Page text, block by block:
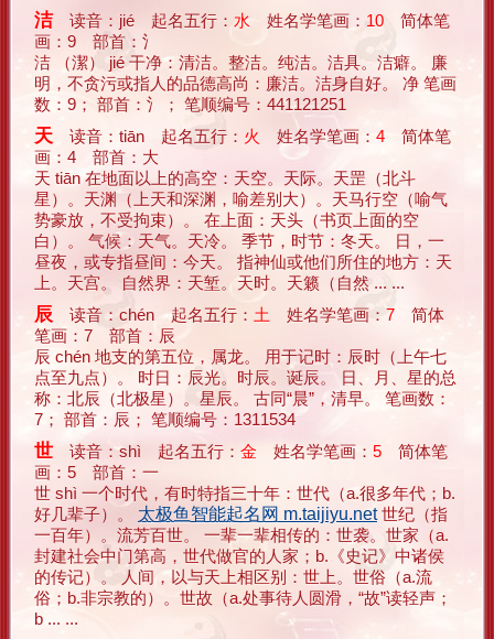
洁读音：jié 起名五行： 水 姓名学笔画： 10 简体笔
画：9 部首：氵
洁 （潔） jié 干净：清洁。整洁。纯洁。洁具。洁癖。 廉
明，不贪污或指人的品德高尚：廉洁。洁身自好。 净 笔画
数：9； 部首：氵； 笔顺编号：441121251
天 读音：tiān 起名五行： 火 姓名学笔画： 4 简体笔
画：4 部首：大
天 tiān 在地面以上的高空：天空。天际。天罡（北斗
星）。天渊（上天和深渊，喻差别大）。天马行空（喻气
势豪放，不受拘束）。 在上面：天头（书页上面的空
白）。 气候：天气。天冷。 季节，时节：冬天。 日，一
昼夜，或专指昼间：今天。 指神仙或他们所住的地方：天
上。天宫。 自然界：天堑。天时。天籁（自然 ... ...
辰 读音：chén 起名五行： 土 姓名学笔画： 7 简体
笔画：7 部首：辰
辰 chén 地支的第五位，属龙。 用于记时：辰时（上午七
点至九点）。 时日：辰光。时辰。诞辰。 日、月、星的总
称：北辰（北极星）。星辰。 古同“晨”，清早。 笔画数：
7； 部首：辰； 笔顺编号：1311534
世 读音：shì 起名五行： 金 姓名学笔画： 5 简体笔
画：5 部首：一
世 shì 一个时代，有时特指三十年：世代（a.很多年代；b.
好几辈子）。 太极鱼智能起名网 m.taijiyu.net世纪（指
一百年）。流芳百世。 一辈一辈相传的：世袭。世家（a.
封建社会中门第高，世代做官的人家；b.《史记》中诸侯
的传记）。 人间，以与天上相区别：世上。世俗（a.流
俗；b.非宗教的）。世故（a.处事待人圆滑，“故”读轻声；
b ... ...